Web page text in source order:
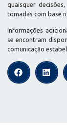
quaisquer
tomadas com base
Informações
se encontram
comunicação